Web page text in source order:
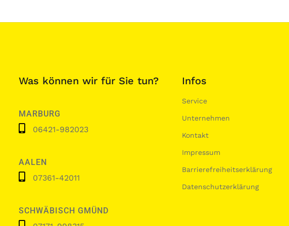
Was können wir für Sie tun?
MARBURG
06421-982023
AALEN
07361-42011
SCHWÄBISCH GMÜND
Infos
Service
Unternehmen
Kontakt
Impressum
Barrierefreiheitserklärung
Datenschutzerklärung